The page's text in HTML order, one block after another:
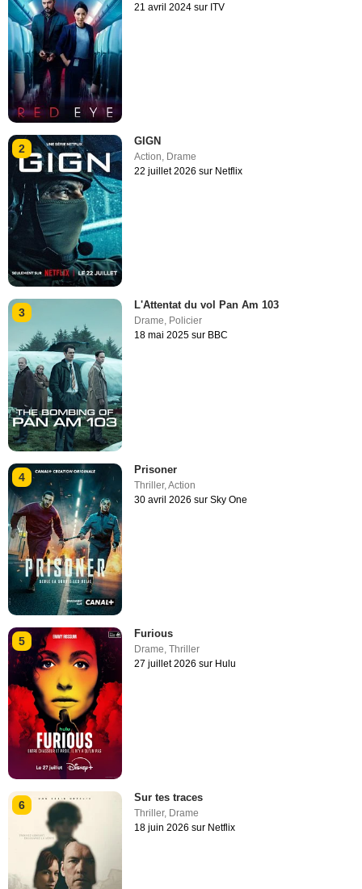
21 avril 2024 sur ITV
2
GIGN
Action, Drame
22 juillet 2026 sur Netflix
3
L'Attentat du vol Pan Am 103
Drame, Policier
18 mai 2025 sur BBC
4
Prisoner
Thriller,Action
30 avril 2026 sur Sky One
5
Furious
Drame,Thriller
27 juillet 2026 sur Hulu
6
Sur tes traces
Thriller, Drame
18 juin 2026 sur Netflix